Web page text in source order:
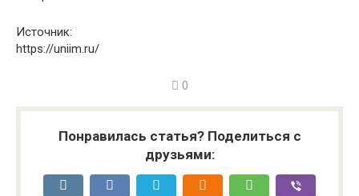
Источник:
https://uniim.ru/
0
Понравилась статья? Поделиться с
друзьями: